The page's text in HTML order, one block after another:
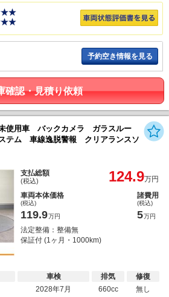
予約空き情報を見る
確認・見積り依頼
使用車 バックカメラ ガラスルー
テム 車線逸脱警報 クリアランスソ
支払総額
(税込) 124.9万円
車両本体価格
(税込)
119.9万円
諸費用
(税込)
5万円
法定整備：整備無
保証付 (1ヶ月・1000km)
車検
2028年7月
排気
660cc
修復
無し